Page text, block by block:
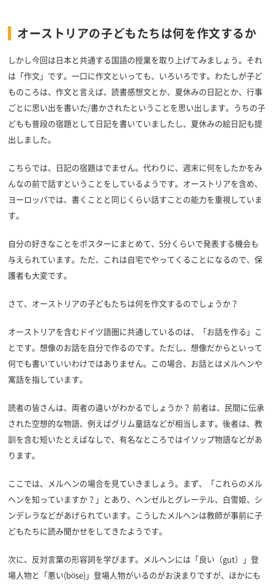
オーストリアの子どもたちは何を作文するか
しかし今回は日本と共通する国語の授業を取り上げてみましょう。それ
は「作文」です。一口に作文といっても、いろいろです。わたしが子ど
ものころは、作文と言えば、読書感想文とか、夏休みの日記とか、行事
ごとに思い出を書いた/書かされたということを思い出します。うちの子
どもも普段の宿題として日記を書いていましたし、夏休みの絵日記も提
出しました。
こちらでは、日記の宿題はでません。代わりに、週末に何をしたかをみ
んなの前で話すということをしているようです。オーストリアを含め、
ヨーロッパでは、書くことと同じくらい話すことの能力を重視していま
す。
自分の好きなことをポスターにまとめて、5分くらいで発表する機会も
与えられています。ただ、これは自宅でやってくることになるので、保
護者も大変です。
さて、オーストリアの子どもたちは何を作文するのでしょうか？
オーストリアを含むドイツ語圏に共通しているのは、「お話を作る」こ
とです。想像のお話を自分で作るのです。ただし、想像だからといって
何でも書いていいわけではありません。この場合、お話とはメルヘンや
寓話を指しています。
読者の皆さんは、両者の違いがわかるでしょうか？ 前者は、民間に伝承
された空想的な物語、例えばグリム童話などが相当します。後者は、教
訓を含む短いたとえばなしで、有名なところではイソップ物語などがあ
ります。
ここでは、メルヘンの場合を見ていきましょう。まず、「これらのメル
ヘンを知っていますか？」とあり、ヘンゼルとグレーテル、白雪姫、シ
ンデレラなどがあげられています。こうしたメルヘンは教師が事前に子
どもたちに読み聞かせをしてきたようです。
次に、反対言葉の形容詞を学びます。メルヘンには「良い（gut）」登
場人物と「悪い(böse)」登場人物がいるのがお決まりですが、ほかにも